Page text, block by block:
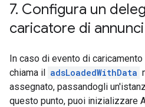
7. Configura un
caricatore di annunci
In caso di evento di
chiama il adsLoadedWithData
assegnato, passandogli
questo punto, puoi inizializzare